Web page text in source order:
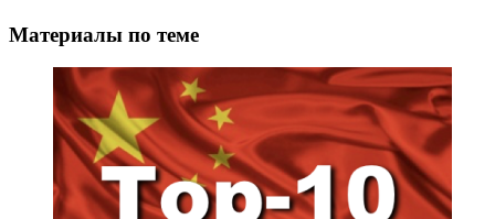
Материалы по теме